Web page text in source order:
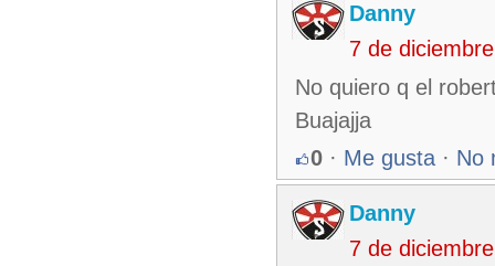
Danny
7 de
No quiero q el
Buajajja
0 · Me gusta · No
Danny
7 de